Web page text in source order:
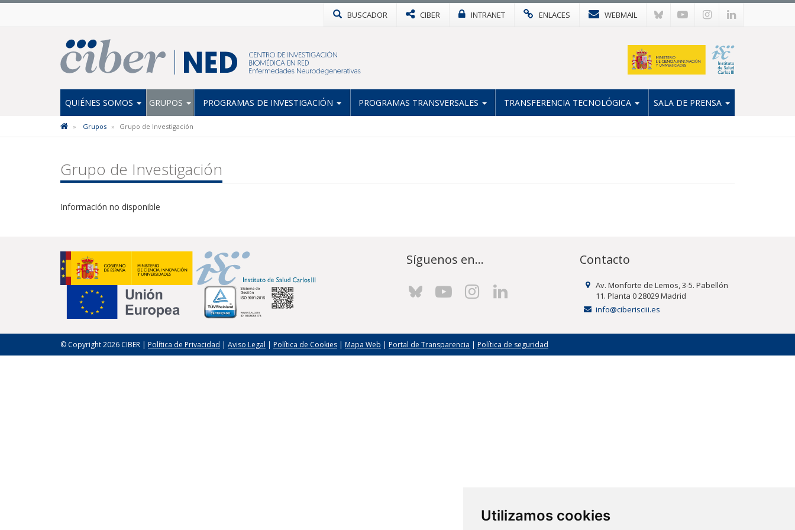
Utilizamos cookies
BUSCADOR CIBER INTRANET ENLACES WEBMAIL
QUIÉNES SOMOS GRUPOS PROGRAMAS DE INVESTIGACIÓN PROGRAMAS TRANSVERSALES TRANSFERENCIA TECNOLÓGICA SALA DE PRENSA
Grupos Grupo de Investigación
Grupo de Investigación
Información no disponible
Síguenos en... Contacto
Av. Monforte de Lemos, 3-5. Pabellón
11. Planta 0 28029 Madrid
info@ciberisciii.es
© Copyright 2026 CIBER | Política de Privacidad | Aviso Legal | Política de Cookies | Mapa Web | Portal de Transparencia | Política de seguridad